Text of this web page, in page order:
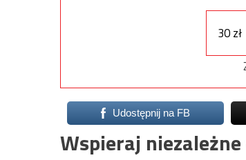
30 zł
Udostępnij na FB
Wspieraj